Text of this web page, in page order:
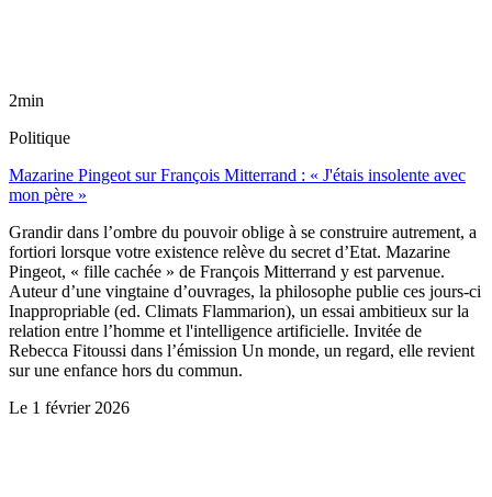
2min
Politique
Mazarine Pingeot sur François Mitterrand : « J'étais insolente avec
mon père »
Grandir dans l’ombre du pouvoir oblige à se construire autrement, a
fortiori lorsque votre existence relève du secret d’Etat. Mazarine
Pingeot, « fille cachée » de François Mitterrand y est parvenue.
Auteur d’une vingtaine d’ouvrages, la philosophe publie ces jours-ci
Inappropriable (ed. Climats Flammarion), un essai ambitieux sur la
relation entre l’homme et l'intelligence artificielle. Invitée de
Rebecca Fitoussi dans l’émission Un monde, un regard, elle revient
sur une enfance hors du commun.
Le 1 février 2026